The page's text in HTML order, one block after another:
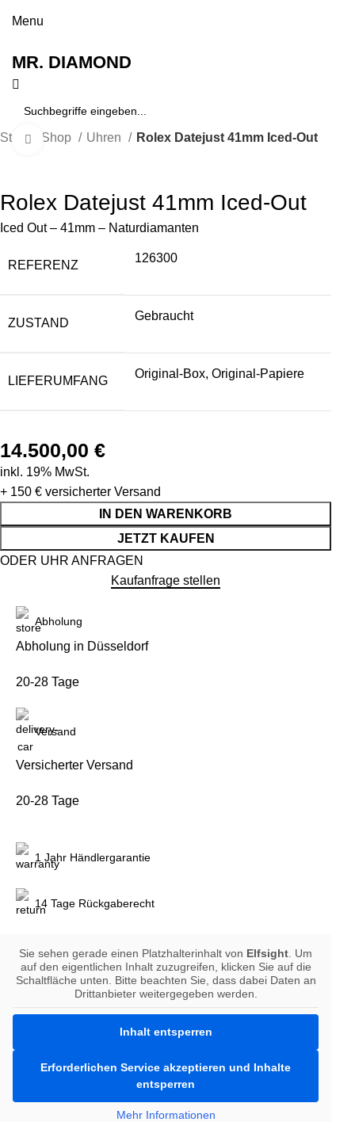
Menu
MR. DIAMOND
Start Shop Uhren Rolex Datejust 41mm Iced-Out
Vergrößern
Rolex Datejust 41mm Iced-Out
Iced Out – 41mm – Naturdiamanten
REFERENZ
126300
ZUSTAND
Gebraucht
LIEFERUMFANG
Original-Box, Original-Papiere
14.500,00€
inkl. 19% MwSt.
+ 150 € versicherter Versand
IN DEN WARENKORB
JETZT KAUFEN
ODER UHR ANFRAGEN
Kaufanfrage stellen
Abholung
Abholung in Düsseldorf
20-28 Tage
Versand
Versicherter Versand
20-28 Tage
1 Jahr Händlergarantie
14 Tage Rückgaberecht
Sie sehen gerade einen Platzhalterinhalt von Elfsight . Um
auf den eigentlichen Inhalt zuzugreifen, klicken Sie auf die
Schaltfläche unten. Bitte beachten Sie, dass dabei Daten an
Drittanbieter weitergegeben werden.
Inhalt entsperren
Erforderlichen Service akzeptieren und Inhalte
entsperren
Mehr Informationen